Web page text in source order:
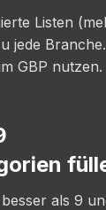
Listen
jede
GBP nutzen.
als 9